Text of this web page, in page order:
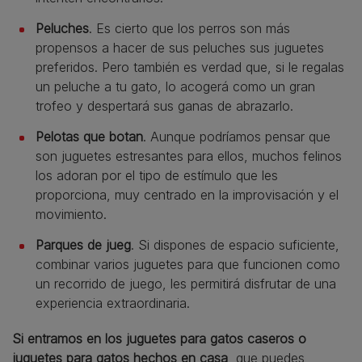
Peluches. Es cierto que los perros son más
propensos a hacer de sus peluches sus juguetes
preferidos. Pero también es verdad que, si le regalas
un peluche a tu gato, lo acogerá como un gran
trofeo y despertará sus ganas de abrazarlo.
Pelotas que botan. Aunque podríamos pensar que
son juguetes estresantes para ellos, muchos felinos
los adoran por el tipo de estímulo que les
proporciona, muy centrado en la improvisación y el
movimiento.
Parques de jueg. Si dispones de espacio suficiente,
combinar varios juguetes para que funcionen como
un recorrido de juego, les permitirá disfrutar de una
experiencia extraordinaria.
Si entramos en los juguetes para gatos caseros o
juguetes para gatos hechos en casa , que puedes